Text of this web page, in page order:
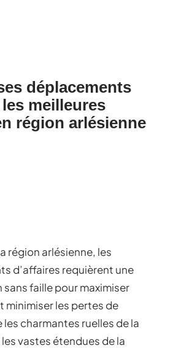
déplacements
meilleures
région arlésienne
région arlésienne, les
d’affaires requièrent une
faille pour maximiser
minimiser les pertes de
les charmantes ruelles de la
vastes étendues de la